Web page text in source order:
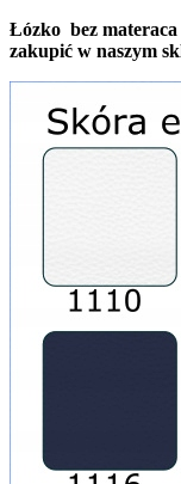
Łózko bez materaca
zakupić w naszym